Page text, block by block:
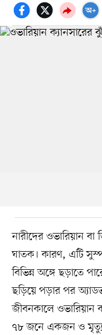
নারীদের ওভারিয়ান বা
ঘাতক। কারণ, এটি
বিভিন্ন অঙ্গে ছড়াতে
ছড়িয়ে পড়ার পর
জীবনকালে ওভারিয়ান
৭৮ জনে একজন ও